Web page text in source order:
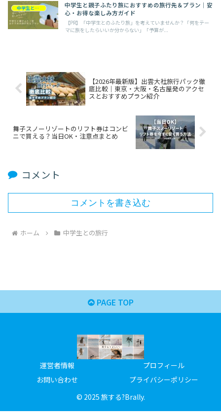
中学生との旅行
中学生と親子ふたり旅におすすめの旅行先＆プラン｜安
心・お得な楽しみ方ガイド
【PR】「中学生とのふたり旅」を考えていませんか？「何をテー
マに旅をしたらいいか分からない」「予算が...
【2026年最新版】出雲大社旅行パック徹
底比較｜東京・大阪・名古屋発のアクセ
スとおすすめプラン紹介
舞子スノーリゾートのリフト券はコンビ
ニで買える？当日OK・注意点まとめ
コメント
コメントを書き込む
ホーム 中学生との旅行
PAGE TOP
運営者情報
プロフィール
お問い合わせ
プライバシーポリシー
© 2025 旅する?Brally.